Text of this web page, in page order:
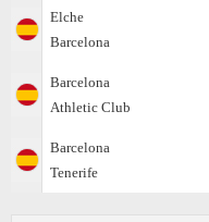
Elche
Barcelona
Barcelona
Athletic Club
Barcelona
Tenerife